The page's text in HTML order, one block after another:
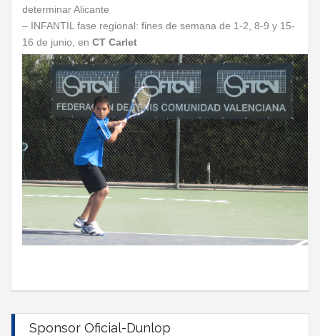
determinar Alicante
– INFANTIL fase regional: fines de semana de 1-2, 8-9 y 15-
16 de junio, en CT Carlet
Sponsor Oficial-Dunlop